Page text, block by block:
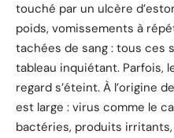
touché par un ulcère
poids, vomissements à
tachées de sang : tous ces
tableau inquiétant. Parfois,
regard s’éteint. À l’origine
est large : virus comme le
bactéries, produits